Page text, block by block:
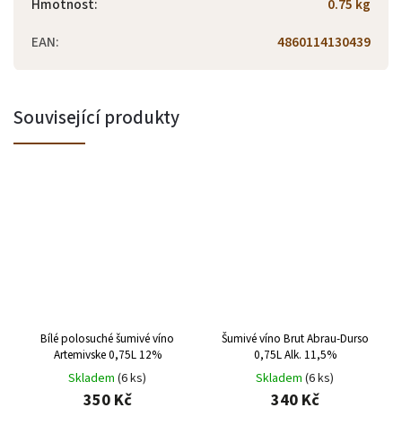
Hmotnost:
0.75 kg
EAN: 4860114130439
Související produkty
Bílé polosuché šumivé víno
Artemivske 0,75L 12%
Skladem (6 ks)
350 Kč
Šumivé víno Brut Abrau-Durso
0,75L Alk. 11,5%
Skladem (6 ks)
340 Kč